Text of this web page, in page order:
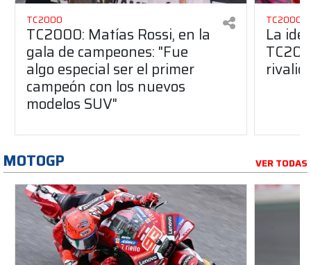
TC2000
TC2000: Matías Rossi, en la
gala de campeones: "Fue
algo especial ser el primer
campeón con los nuevos
modelos SUV"
TC2000
La
MOTOGP VER TODAS